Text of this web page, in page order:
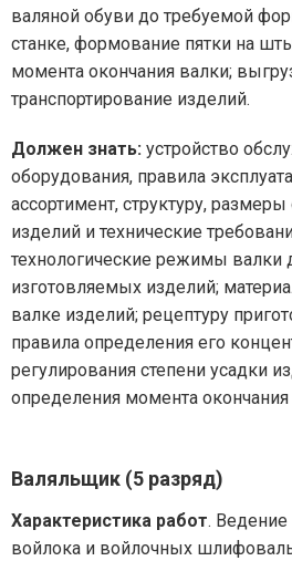
валяной обуви до требуемой
станке, формование пятки на
момента окончания валки;
транспортирование изделий.
Должен знать: устройство
оборудования, правила
ассортимент, структуру,
изделий и технические
технологические режимы валки
изготовляемых изделий;
валке изделий; рецептуру
правила определения его
регулирования степени усадки
определения момента
Валяльщик (5 разряд)
Характеристика работ.
войлока и войлочных